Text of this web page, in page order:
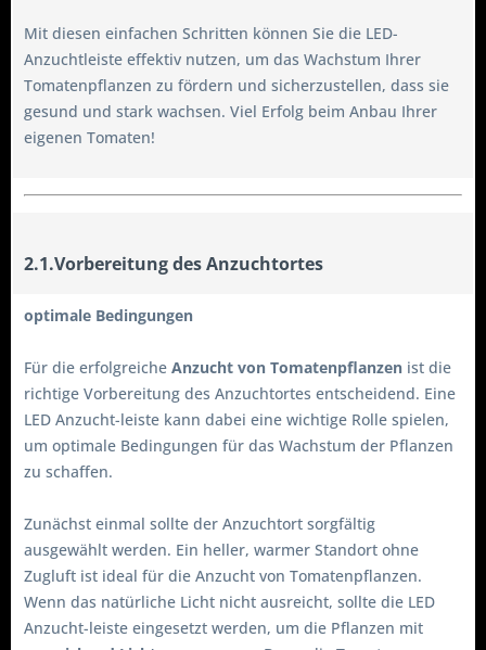
Mit diesen einfachen Schritten können Sie die LED-
Anzuchtleiste effektiv nutzen, um das Wachstum Ihrer
Tomatenpflanzen zu fördern und sicherzustellen, dass sie
gesund und stark wachsen. Viel Erfolg beim Anbau Ihrer
eigenen Tomaten!
2.1.Vorbereitung des Anzuchtortes
optimale Bedingungen
Für die erfolgreiche Anzucht von Tomatenpflanzen ist die
richtige Vorbereitung des Anzuchtortes entscheidend. Eine
LED Anzucht-leiste kann dabei eine wichtige Rolle spielen,
um optimale Bedingungen für das Wachstum der Pflanzen
zu schaffen.
Zunächst einmal sollte der Anzuchtort sorgfältig
ausgewählt werden. Ein heller, warmer Standort ohne
Zugluft ist ideal für die Anzucht von Tomatenpflanzen.
Wenn das natürliche Licht nicht ausreicht, sollte die LED
Anzucht-leiste eingesetzt werden, um die Pflanzen mit